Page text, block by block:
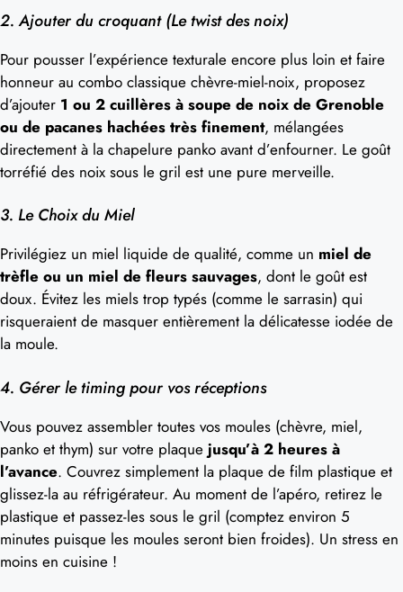
2. Ajouter du croquant (Le twist des noix)
Pour pousser l’expérience texturale encore plus loin et faire
honneur au combo classique chèvre-miel-noix, proposez
d’ajouter 1 ou 2 cuillères à soupe de noix de Grenoble
ou de pacanes hachées très finement, mélangées
directement à la chapelure panko avant d’enfourner. Le goût
torréfié des noix sous le gril est une pure merveille.
3. Le Choix du Miel
Privilégiez un miel liquide de qualité, comme un miel de
trèfle ou un miel de fleurs sauvages, dont le goût est
doux. Évitez les miels trop typés (comme le sarrasin) qui
risqueraient de masquer entièrement la délicatesse iodée de
la moule.
4. Gérer le timing pour vos réceptions
Vous pouvez assembler toutes vos moules (chèvre, miel,
panko et thym) sur votre plaque jusqu’à 2 heures à
l’avance. Couvrez simplement la plaque de film plastique et
glissez-la au réfrigérateur. Au moment de l’apéro, retirez le
plastique et passez-les sous le gril (comptez environ 5
minutes puisque les moules seront bien froides). Un stress en
moins en cuisine !